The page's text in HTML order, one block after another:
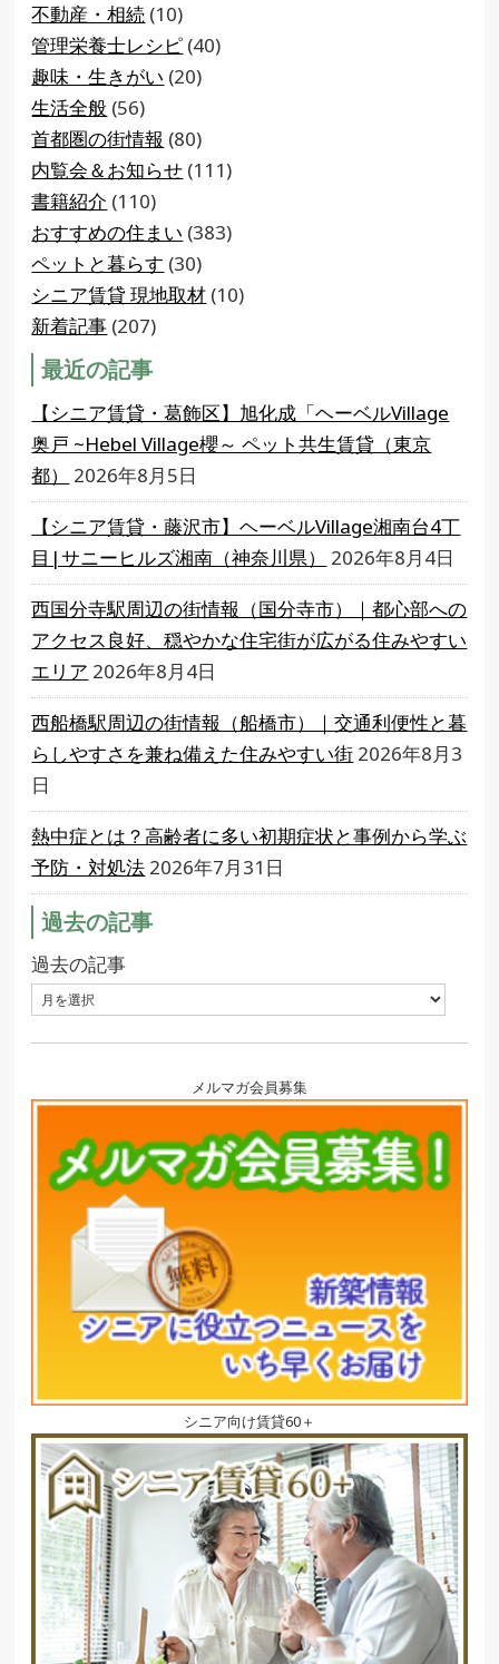
不動産・相続 (10)
管理栄養士レシピ (40)
趣味・生きがい (20)
生活全般 (56)
首都圏の街情報 (80)
内覧会＆お知らせ (111)
書籍紹介 (110)
おすすめの住まい (383)
ペットと暮らす (30)
シニア賃貸 現地取材 (10)
新着記事 (207)
最近の記事
【シニア賃貸・葛飾区】旭化成「ヘーベルVillage
奥戸 ~Hebel Village櫻～ ペット共生賃貸（東京
都）
2026年8月5日
【シニア賃貸・藤沢市】ヘーベルVillage湘南台4丁
目|サニーヒルズ湘南（神奈川県）
2026年8月4日
西国分寺駅周辺の街情報（国分寺市）｜都心部への
アクセス良好、穏やかな住宅街が広がる住みやすい
エリア 2026年8月4日
西船橋駅周辺の街情報（船橋市）｜交通利便性と暮
らしやすさを兼ね備えた住みやすい街 2026年8月3
日
熱中症とは？高齢者に多い初期症状と事例から学ぶ
予防・対処法 2026年7月31日
過去の記事
過去の記事
メルマガ会員募集
シニア向け賃貸60＋